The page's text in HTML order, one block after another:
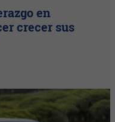
en
crecer sus